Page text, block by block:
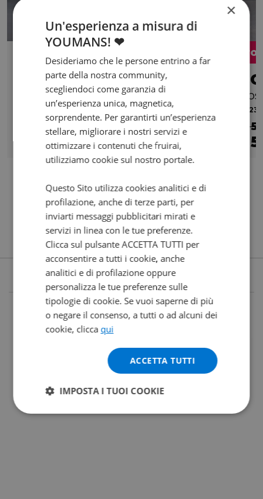
PEUGEOT Tweet 125
125i FL Top Case E5+
0 km | 124 cc | 11.4 Hp | 8.4 Kw
€ 2.549
2023
€
×
Un'esperienza a misura di
YOUMANS! ❤
Desideriamo che le persone entrino a far
parte della nostra community,
scegliendoci come garanzia di
un’esperienza unica, magnetica,
sorprendente. Per garantirti un’esperienza
stellare, migliorare i nostri servizi e
ottimizzare i contenuti che fruirai,
utilizziamo cookie sul nostro portale.
Questo Sito utilizza cookies analitici e di
profilazione, anche di terze parti, per
inviarti messaggi pubblicitari mirati e
servizi in linea con le tue preferenze.
Clicca sul pulsante ACCETTA TUTTI per
acconsentire a tutti i cookie, anche
analitici e di profilazione oppure
personalizza le tue preferenze sulle
tipologie di cookie. Se vuoi saperne di più
o negare il consenso, a tutti o ad alcuni dei
cookie, clicca qui
ACCETTA TUTTI
IMPOSTA I TUOI COOKIE